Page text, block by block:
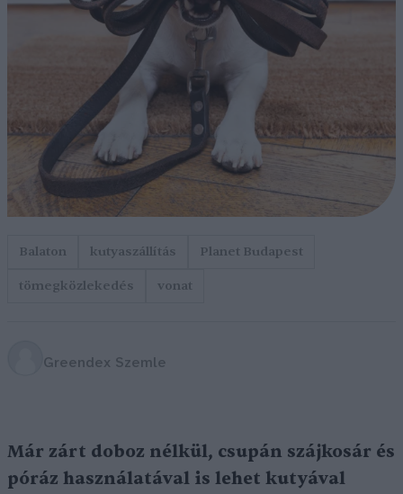
Balaton kutyaszállítás
Planet Budapest
tömegközlekedés
vonat
Greendex Szemle
Már zárt doboz nélkül, csupán szájkosár és
póráz használatával is lehet kutyával